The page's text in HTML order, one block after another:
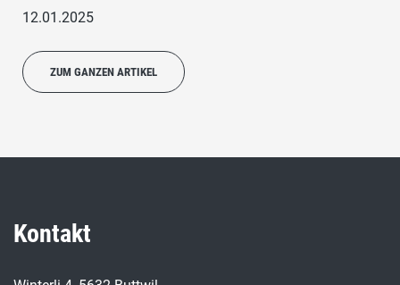
12.01.2025
ZUM GANZEN ARTIKEL
Kontakt